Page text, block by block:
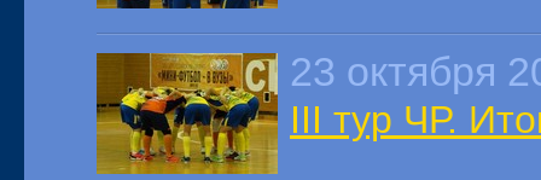
23 октября
III тур ЧР.